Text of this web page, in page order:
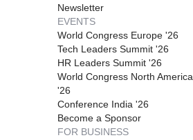
Newsletter
EVENTS
World Congress Europe '26
Tech Leaders Summit '26
HR Leaders Summit '26
World Congress North America
'26
Conference India '26
Become a Sponsor
FOR BUSINESS